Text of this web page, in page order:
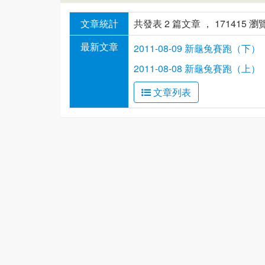
文章統計
共發表 2 篇文章 ， 171415 瀏
最新文章
2011-08-09 新龜兔賽跑（下）
2011-08-08 新龜兔賽跑（上）
文章列表